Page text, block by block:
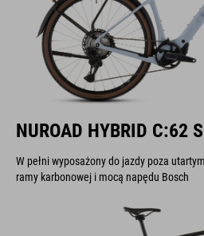
NUROAD HYBRID C:62
W pełni wyposażony do jazdy poza
ramy karbonowej i mocą napędu Bosch